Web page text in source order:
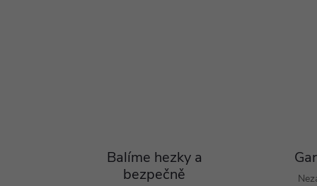
Balíme hezky a
bezpečně